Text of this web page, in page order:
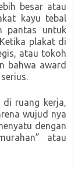
besar atau
kayu tebal
pantas untuk
plakat di
atau tokoh
bahwa award
ruang kerja,
wujud nya
dengan
atau